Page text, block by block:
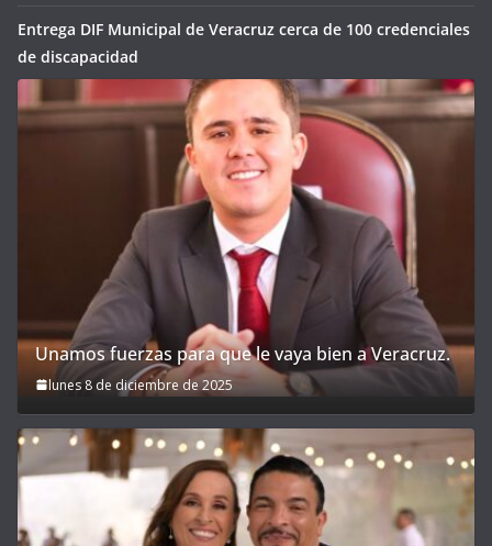
Entrega DIF Municipal de Veracruz cerca de 100 credenciales
de discapacidad
Unamos fuerzas para que le vaya bien a Veracruz.
lunes 8 de diciembre de 2025